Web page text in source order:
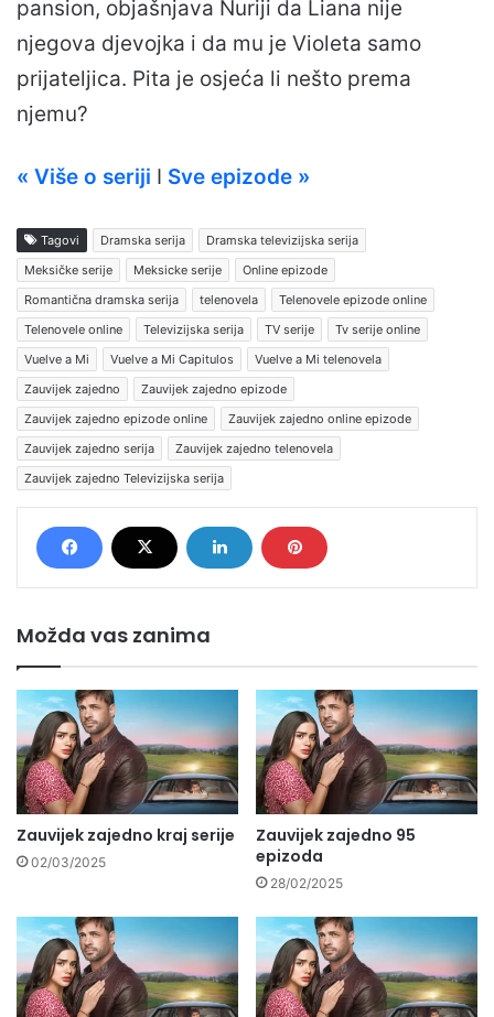
pansion, objašnjava Nuriji da Liana nije
njegova djevojka i da mu je Violeta samo
prijateljica. Pita je osjeća li nešto prema
njemu?
« Više o seriji I Sve epizode »
Tagovi Dramska serija
Dramska televizijska serija
Meksičke serije
Meksicke serije
Online epizode
Romantična dramska serija
telenovela
Telenovele epizode online
Telenovele online
Televizijska serija TV serije
Tv serije online
Vuelve a Mi
Vuelve a Mi Capitulos
Vuelve a Mi telenovela
Zauvijek zajedno
Zauvijek zajedno epizode
Zauvijek zajedno epizode online
Zauvijek zajedno online epizode
Zauvijek zajedno serija
Zauvijek zajedno telenovela
Zauvijek zajedno Televizijska serija
Možda vas zanima
Zauvijek zajedno kraj serije
02/03/2025
Zauvijek zajedno 95
epizoda
28/02/2025